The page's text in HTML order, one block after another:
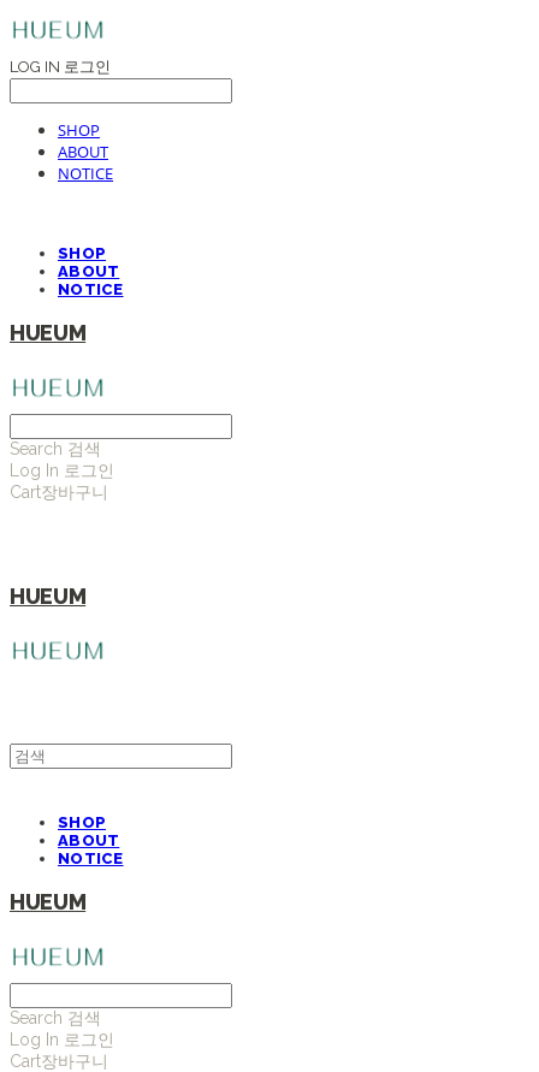
LOG IN 로그인
SHOP
ABOUT
NOTICE
SHOP
ABOUT
NOTICE
HUEUM
Search 검색
Log In 로그인
Cart장바구니
HUEUM
SHOP
ABOUT
NOTICE
HUEUM
Search 검색
Log In 로그인
Cart장바구니